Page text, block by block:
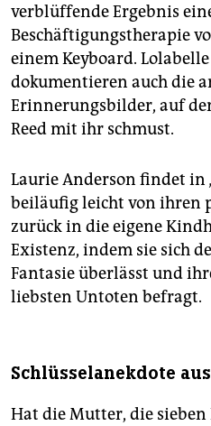
verblüffende Ergebnis
Beschäftigungstherapie
einem Keyboard.
dokumentieren auch die
Erinnerungsbilder, auf
Reed mit ihr schmust.
Laurie Anderson findet in
beiläufig leicht von ihren
zurück in die eigene
Existenz, indem sie sich
Fantasie überlässt und
liebsten Untoten befragt.
Schlüsselanekdote
Hat die Mutter, die